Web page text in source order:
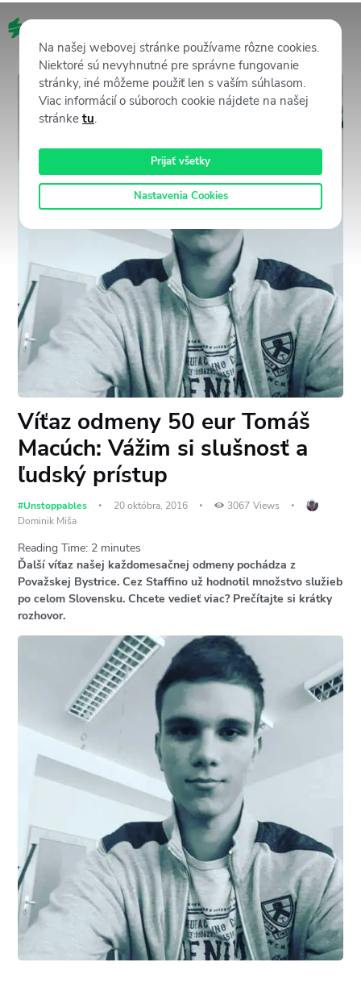
Víťaz odmeny 50 eur Tomáš
Macúch: Vážim si slušnosť a
ľudský prístup
#Unstoppables 20 októbra, 2016 3067 Views
Dominik Miša
Reading Time: 2 minutes
Ďalší víťaz našej každomesačnej odmeny pochádza z
Považskej Bystrice. Cez Staffino už hodnotil množstvo služieb
po celom Slovensku. Chcete vedieť viac? Prečítajte si krátky
rozhovor.
Na našej webovej stránke používame rôzne cookies.
Niektoré sú nevyhnutné pre správne fungovanie
stránky, iné môžeme použiť len s vaším súhlasom.
Viac informácií o súboroch cookie nájdete na našej
stránke tu.
Prijať všetky
Nastavenia Cookies